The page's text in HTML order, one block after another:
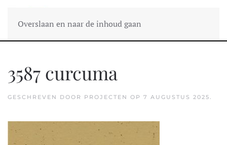
Overslaan en naar de inhoud gaan
3587 curcuma
GESCHREVEN DOOR PROJECTEN OP 7 AUGUSTUS 2025.